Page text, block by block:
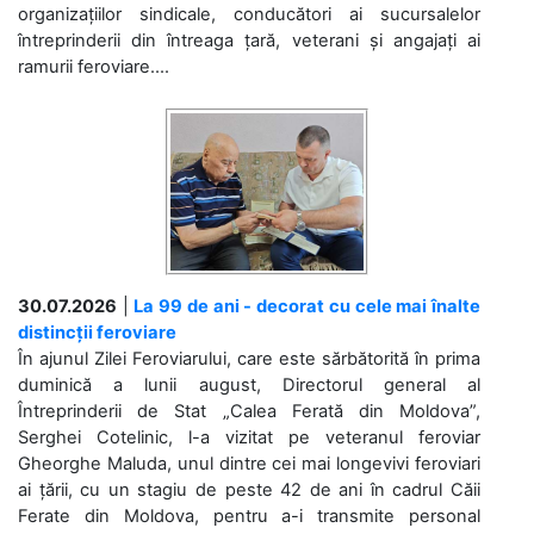
organizațiilor sindicale, conducători ai sucursalelor
întreprinderii din întreaga țară, veterani și angajați ai
ramurii feroviare....
30.07.2026
La 99 de ani - decorat cu cele mai înalte
distincții feroviare
În ajunul Zilei Feroviarului, care este sărbătorită în prima
duminică a lunii august, Directorul general al
Întreprinderii de Stat „Calea Ferată din Moldova”,
Serghei Cotelinic, l-a vizitat pe veteranul feroviar
Gheorghe Maluda, unul dintre cei mai longevivi feroviari
ai țării, cu un stagiu de peste 42 de ani în cadrul Căii
Ferate din Moldova, pentru a-i transmite personal